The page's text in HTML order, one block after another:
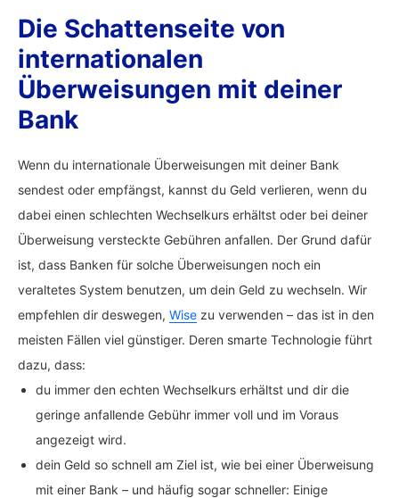
Die Schattenseite von
internationalen
Überweisungen mit deiner
Bank
Wenn du internationale Überweisungen mit deiner Bank
sendest oder empfängst, kannst du Geld verlieren, wenn du
dabei einen schlechten Wechselkurs erhältst oder bei deiner
Überweisung versteckte Gebühren anfallen. Der Grund dafür
ist, dass Banken für solche Überweisungen noch ein
veraltetes System benutzen, um dein Geld zu wechseln. Wir
empfehlen dir deswegen, Wise zu verwenden – das ist in den
meisten Fällen viel günstiger. Deren smarte Technologie führt
dazu, dass:
du immer den echten Wechselkurs erhältst und dir die
geringe anfallende Gebühr immer voll und im Voraus
angezeigt wird.
dein Geld so schnell am Ziel ist, wie bei einer Überweisung
mit einer Bank – und häufig sogar schneller: Einige